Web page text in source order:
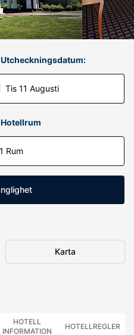
Utcheckningsdatum:
Tis 11 Augusti
Hotellrum
1 Rum
Karta
HOTELL
INFORMATION
HOTELLREGLER